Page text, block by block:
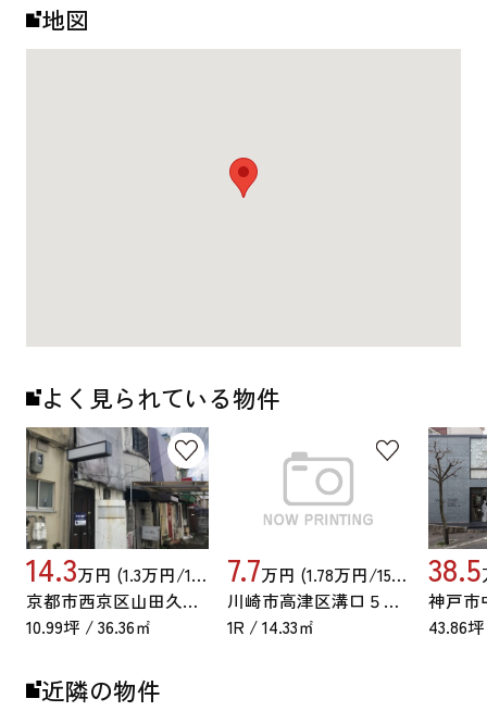
地図
よく見られている物件
14.3万円 (1.3万円/15.97坪)
京都市西京区山田久田町
10.99坪 / 36.36㎡
7.7万円 (1.78万円/15.97坪)
川崎市高津区溝口５丁目
1R / 14.33㎡
38.5
43.86
近隣の物件